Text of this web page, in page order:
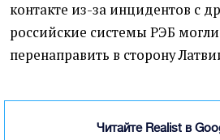
контакте из-за инцидентов с
российские системы РЭБ
перенаправить в сторону
Читайте Realist в